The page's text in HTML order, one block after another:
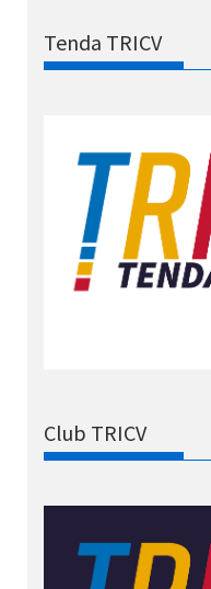
Tenda TRICV
Club TRICV